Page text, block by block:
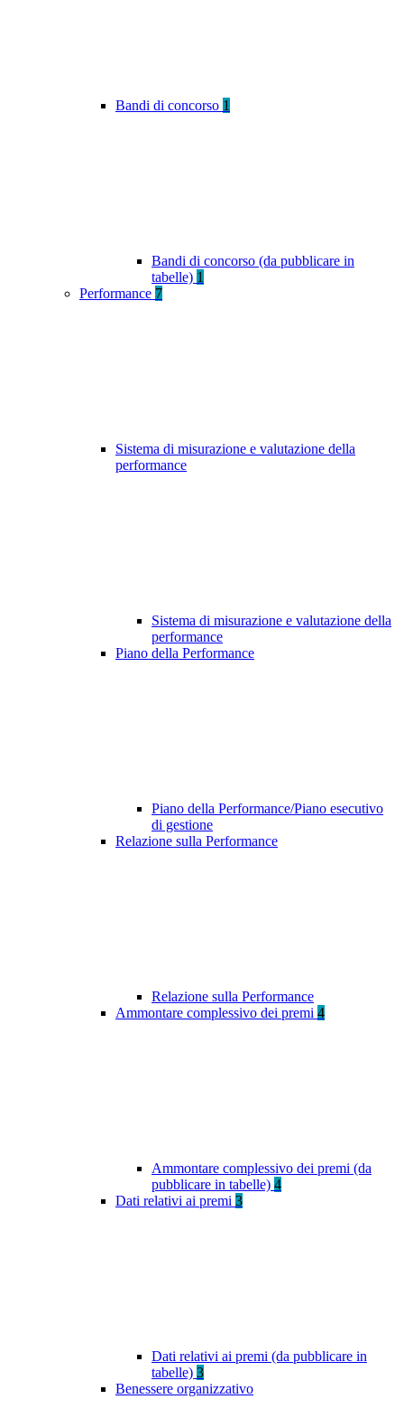
Bandi di concorso 1
Bandi di concorso (da pubblicare in
tabelle) 1
Performance 7
Sistema di misurazione e valutazione della
performance
Sistema di misurazione e valutazione della
performance
Piano della Performance
Piano della Performance/Piano esecutivo
di gestione
Relazione sulla Performance
Relazione sulla Performance
Ammontare complessivo dei premi 4
Ammontare complessivo dei premi (da
pubblicare in tabelle) 4
Dati relativi ai premi 3
Dati relativi ai premi (da pubblicare in
tabelle) 3
Benessere organizzativo